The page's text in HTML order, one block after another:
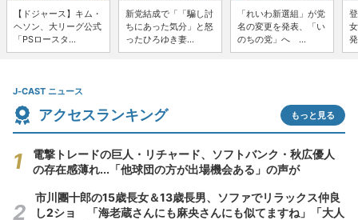
【ドジャース】キム・
ヘソン、大リーグ公式
「PSロースタ...
新党結成で「「騙し討
ちにあった気分」と怒
ったひろゆき妻...
「れいわ新選組」が党
名の変更を発表、「い
のちの党」へ ...
J-CAST ニュース
アクセスランキング もっと見る
電撃トレードの巨人・リチャード、ソフトバンク・秋広優人
の存在感薄れ...「他球団の方が出場機会ある」の声が
市川團十郎の15歳長女＆13歳長男、ソファでリラックス仲良
し2ショ 「海老蔵さんにも麻央さんにも似てますね」「大人